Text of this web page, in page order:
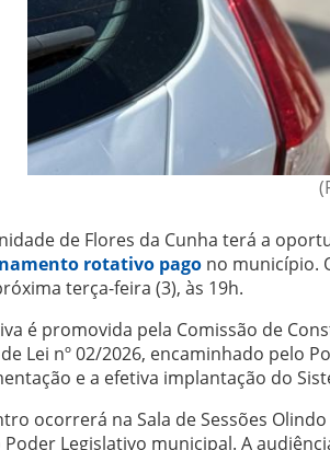
de Flores da Cunha terá a
rotativo pago no município.
terça-feira (3), às 19h.
é promovida pela Comissão de
Lei nº 02/2026, encaminhado pelo
e a efetiva implantação do
ocorrerá na Sala de Sessões
Poder Legislativo municipal. A